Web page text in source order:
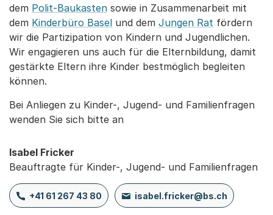
dem Polit-Baukasten sowie in Zusammenarbeit mit
dem Kinderbüro Basel und dem Jungen Rat fördern
wir die Partizipation von Kindern und Jugendlichen.
Wir engagieren uns auch für die Elternbildung, damit
gestärkte Eltern ihre Kinder bestmöglich begleiten
können.
Bei Anliegen zu Kinder-, Jugend- und Familienfragen
wenden Sie sich bitte an
Isabel Fricker
Beauftragte für Kinder-, Jugend- und Familienfragen
+41 61 267 43 80 isabel.fricker@bs.ch